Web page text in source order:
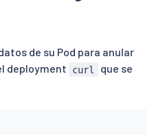
de su Pod para anular
deployment
curl que se